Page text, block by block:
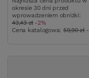
okresie 30 dni przed
wprowadzeniem obniżki:
43,43 zł -2%
Cena katalogowa: 59,90 zł